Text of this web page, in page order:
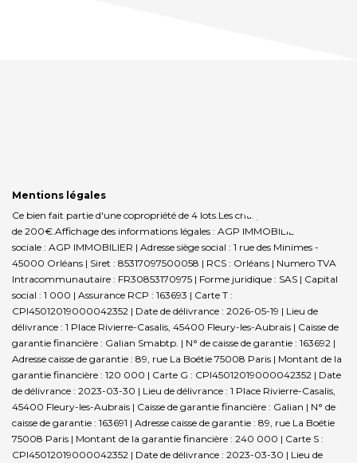
Mentions légales
Ce bien fait partie d'une copropriété de 4 lots.Les charges annuelles sont
de 200€. Affichage des informations légales : AGP IMMOBILIER | Raison
sociale : AGP IMMOBILIER | Adresse siège social : 1 rue des Minimes -
45000 Orléans | Siret : 85317097500058 | RCS : Orléans | Numero TVA
Intracommunautaire : FR30853170975 | Forme juridique : SAS | Capital
social : 1 000 | Assurance RCP : 163693 | Carte T :
CPI45012019000042352 | Date de délivrance : 2026-05-19 | Lieu de
délivrance : 1 Place Rivierre-Casalis, 45400 Fleury-les-Aubrais | Caisse de
garantie financière : Galian Smabtp. | N° de caisse de garantie : 163692 |
Adresse caisse de garantie : 89, rue La Boétie 75008 Paris | Montant de la
garantie financière : 120 000 | Carte G : CPI45012019000042352 | Date
de délivrance : 2023-03-30 | Lieu de délivrance : 1 Place Rivierre-Casalis,
45400 Fleury-les-Aubrais | Caisse de garantie financière : Galian | N° de
caisse de garantie : 163691 | Adresse caisse de garantie : 89, rue La Boétie
75008 Paris | Montant de la garantie financière : 240 000 | Carte S :
CPI45012019000042352 | Date de délivrance : 2023-03-30 | Lieu de